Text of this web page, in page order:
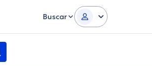
Buscar